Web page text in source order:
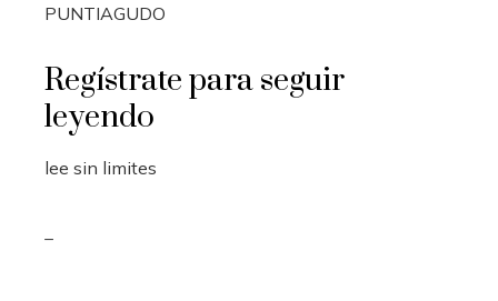
PUNTIAGUDO
Regístrate para seguir
leyendo
lee sin limites